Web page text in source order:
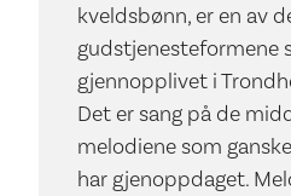
kveldsbønn, er en av
gudstjenesteformene
gjennopplivet i
Det er sang på de
melodiene som
har gjenoppdaget.